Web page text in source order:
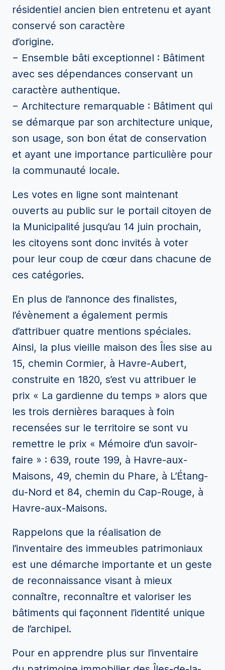
résidentiel ancien bien entretenu et ayant
conservé son caractère
d’origine.
− Ensemble bâti exceptionnel : Bâtiment
avec ses dépendances conservant un
caractère authentique.
− Architecture remarquable : Bâtiment qui
se démarque par son architecture unique,
son usage, son bon état de conservation
et ayant une importance particulière pour
la communauté locale.
Les votes en ligne sont maintenant
ouverts au public sur le portail citoyen de
la Municipalité jusqu’au 14 juin prochain,
les citoyens sont donc invités à voter
pour leur coup de cœur dans chacune de
ces catégories.
En plus de l’annonce des finalistes,
l’évènement a également permis
d’attribuer quatre mentions spéciales.
Ainsi, la plus vieille maison des Îles sise au
15, chemin Cormier, à Havre-Aubert,
construite en 1820, s’est vu attribuer le
prix « La gardienne du temps » alors que
les trois dernières baraques à foin
recensées sur le territoire se sont vu
remettre le prix « Mémoire d’un savoir-
faire » : 639, route 199, à Havre-aux-
Maisons, 49, chemin du Phare, à L’Étang-
du-Nord et 84, chemin du Cap-Rouge, à
Havre-aux-Maisons.
Rappelons que la réalisation de
l’inventaire des immeubles patrimoniaux
est une démarche importante et un geste
de reconnaissance visant à mieux
connaître, reconnaître et valoriser les
bâtiments qui façonnent l’identité unique
de l’archipel.
Pour en apprendre plus sur l’inventaire